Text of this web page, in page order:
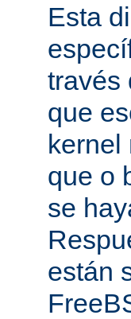
Esta
través
que
kernel
que o
se
están